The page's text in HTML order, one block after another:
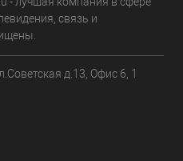
связь и
д.13, Офис 6, 1